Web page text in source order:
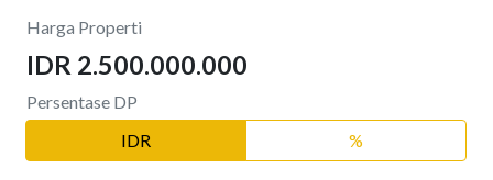
Harga Properti
IDR 2.500.000.000
Persentase DP
IDR
%